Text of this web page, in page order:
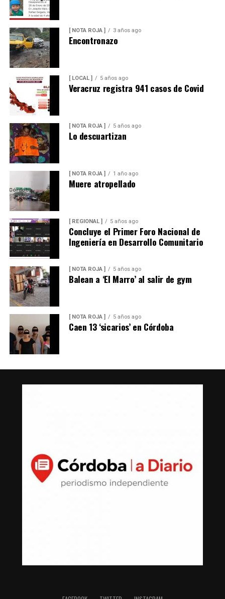
[ NOTA ROJA ] 3 años ago
Encontronazo
[ LOCAL ] 5 años ago
Veracruz registra 941 casos de Covid
[ NOTA ROJA ] 5 años ago
Lo descuartizan
[ NOTA ROJA ] 1 año ago
Muere atropellado
[ REGIONAL ] 5 años ago
Concluye el Primer Foro Nacional de
Ingeniería en Desarrollo Comunitario
[ NOTA ROJA ] 5 años ago
Balean a ‘El Marro’ al salir de gym
[ NOTA ROJA ] 5 años ago
Caen 13 ‘sicarios’ en Córdoba